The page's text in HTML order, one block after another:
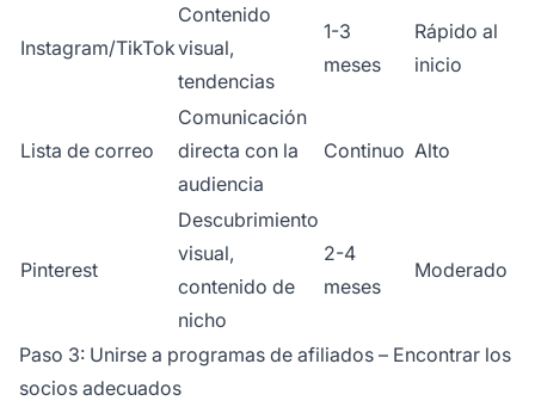
Instagram/TikTok
Contenido
visual,
tendencias
1-3
meses
Rápido al
inicio
Lista de correo
Comunicación
directa con la
audiencia
Continuo Alto
Pinterest
Descubrimiento
visual,
contenido de
nicho
2-4
meses
Moderado
Paso 3: Unirse a programas de afiliados – Encontrar los
socios adecuados